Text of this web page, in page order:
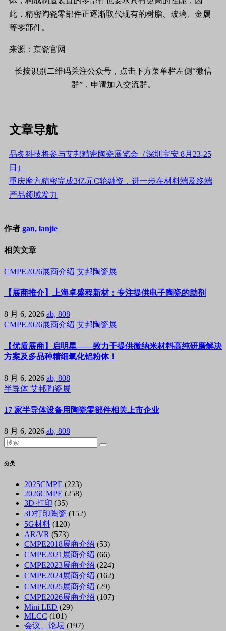
此，精密陶瓷零部件正逐渐取代现有的树脂、玻璃、金属
等零部件。
来源：京瓷官网
长按识别二维码关注公众号，点击下方菜单栏左侧“微信
群”，申请加入交流群。
文章导航
品炙科技将参与艾邦精密陶瓷展览会（深圳宝安 8月23-25
日）
重庆摩方精密完成3亿元C轮融资，进一步在材料端及终端
产品领域发力
作者 gan, lanjie
相关文章
CMPE2026展商介绍 艾邦陶瓷展
【展商推介】上海卓盛程新材：专注提供电子陶瓷的助剂
8 月 6, 2026 ab, 808
CMPE2026展商介绍 艾邦陶瓷展
【优质展商】启明星——致力于提供微纳米材料高纯研磨解决
方案及多品种精细氧化铝粉体！
8 月 6, 2026 ab, 808
半导体 艾邦陶瓷展
17 家半导体设备用陶瓷零部件相关上市企业
8 月 6, 2026 ab, 808
分类
2025CMPE (223)
2026CMPE (258)
3D 打印 (35)
3D打印陶瓷 (152)
5G材料 (120)
AR/VR (573)
CMPE2018展商介绍 (53)
CMPE2021展商介绍 (66)
CMPE2023展商介绍 (224)
CMPE2024展商介绍 (162)
CMPE2025展商介绍 (29)
CMPE2026展商介绍 (107)
Mini LED (29)
MLCC (101)
会议、论坛 (197)